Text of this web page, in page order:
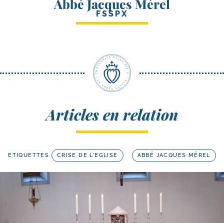
Abbé Jacques Mérel
FSSPX
Articles en relation
ETIQUETTES CRISE DE L'EGLISE ABBÉ JACQUES MÉREL